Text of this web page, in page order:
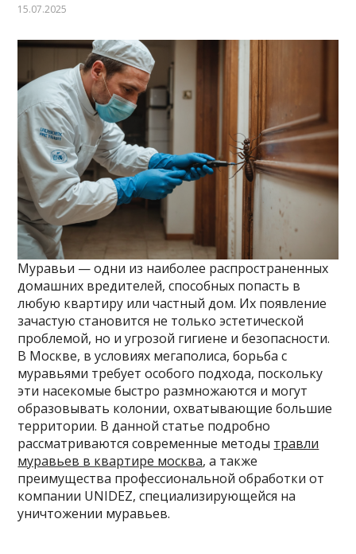
15.07.2025
Муравьи — одни из наиболее распространенных
домашних вредителей, способных попасть в
любую квартиру или частный дом. Их появление
зачастую становится не только эстетической
проблемой, но и угрозой гигиене и безопасности.
В Москве, в условиях мегаполиса, борьба с
муравьями требует особого подхода, поскольку
эти насекомые быстро размножаются и могут
образовывать колонии, охватывающие большие
территории. В данной статье подробно
рассматриваются современные методы травли
муравьев в квартире москва, а также
преимущества профессиональной обработки от
компании UNIDEZ, специализирующейся на
уничтожении муравьев.